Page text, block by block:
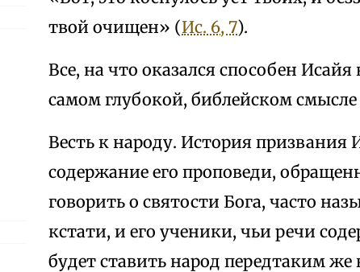
твой очищен» (Ис. 6, 7).
Все, на что оказался способен
самом глубокой, библейском смысле
Весть к народу. История призвания
содержание его проповеди,
говорить о святости Бога, часто
кстати, и его ученики, чьи речи
будет ставить народ передтаким